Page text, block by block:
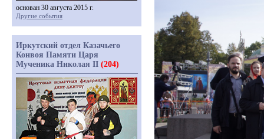
основан 30 августа 2015 г.
Другие события
Иркутский отдел Казачьего
Конвоя Памяти Царя
Мученика Николая II (204)